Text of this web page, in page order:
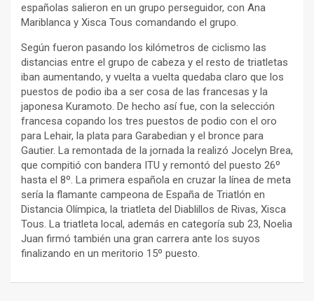
españolas salieron en un grupo perseguidor, con Ana
Mariblanca y Xisca Tous comandando el grupo.
Según fueron pasando los kilómetros de ciclismo las
distancias entre el grupo de cabeza y el resto de triatletas
iban aumentando, y vuelta a vuelta quedaba claro que los
puestos de podio iba a ser cosa de las francesas y la
japonesa Kuramoto. De hecho así fue, con la selección
francesa copando los tres puestos de podio con el oro
para Lehair, la plata para Garabedian y el bronce para
Gautier. La remontada de la jornada la realizó Jocelyn Brea,
que compitió con bandera ITU y remontó del puesto 26º
hasta el 8º. La primera española en cruzar la línea de meta
sería la flamante campeona de España de Triatlón en
Distancia Olímpica, la triatleta del Diablillos de Rivas, Xisca
Tous. La triatleta local, además en categoría sub 23, Noelia
Juan firmó también una gran carrera ante los suyos
finalizando en un meritorio 15º puesto.